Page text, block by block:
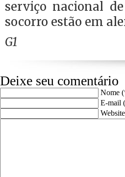
serviço nacional
socorro estão em
G1
Deixe seu comentário
Nome
E-mail
Website